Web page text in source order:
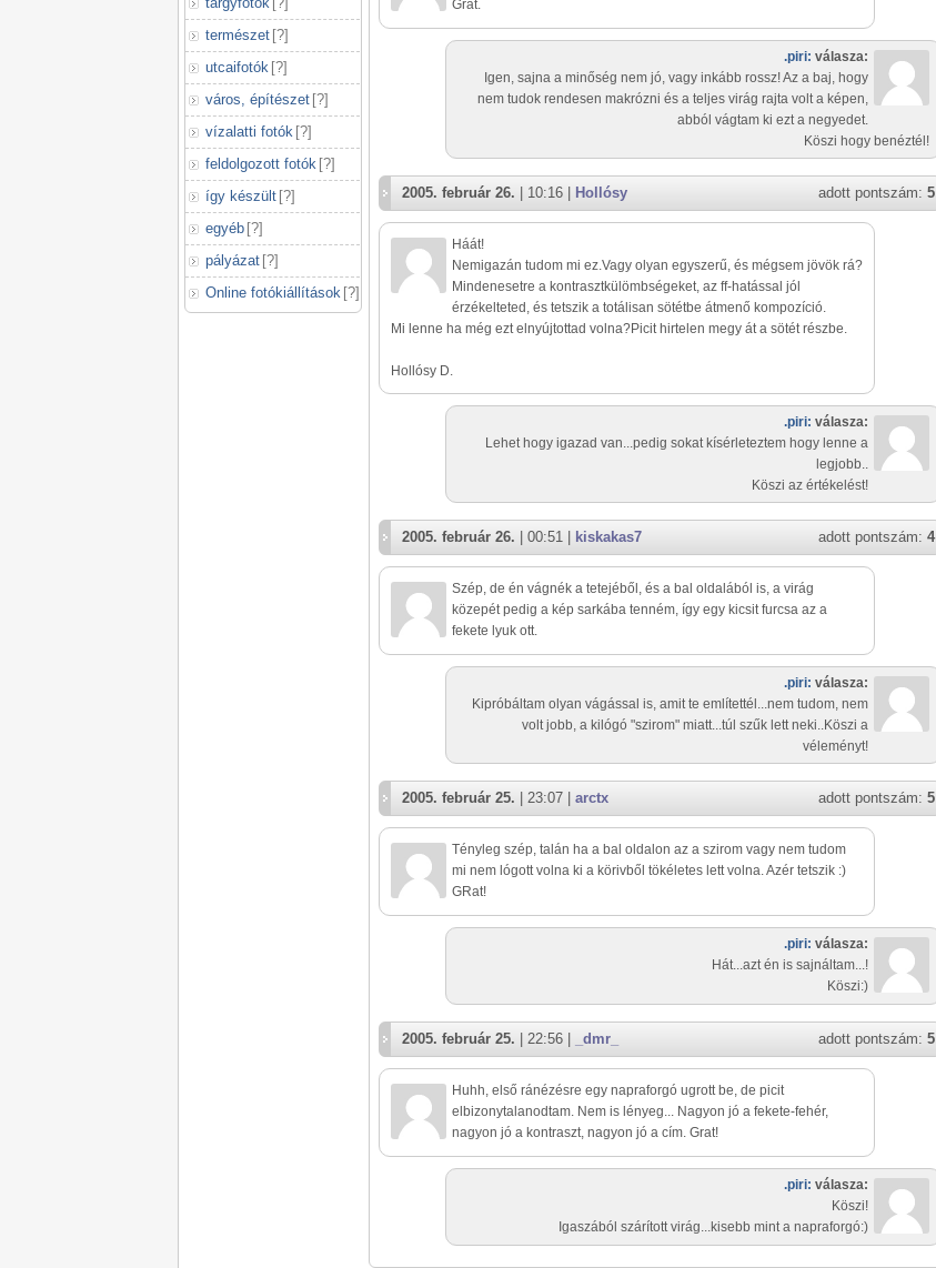
természet [?]
utcaifotók [?]
város, építészet [?]
vízalatti fotók [?]
feldolgozott fotók [?]
így készült [?]
egyéb [?]
pályázat [?]
Online fotókiállítások [?]
Grat.
.piri: válasza:
Igen, sajna a minőség nem jó, vagy inkább rossz! Az a baj, hogy
nem tudok rendesen makrózni és a teljes virág rajta volt a képen,
abból vágtam ki ezt a negyedet.
Köszi hogy benéztél!
adott pontszám: 5
2005. február 26. | 10:16 | Hollósy
Háát!
Nemigazán tudom mi ez.Vagy olyan egyszerű, és mégsem jövök rá?
Mindenesetre a kontrasztkülömbségeket, az ff-hatással jól
érzékelteted, és tetszik a totálisan sötétbe átmenő kompozíció.
Mi lenne ha még ezt elnyújtottad volna?Picit hirtelen megy át a sötét részbe.
Hollósy D.
.piri: válasza:
Lehet hogy igazad van...pedig sokat kísérleteztem hogy lenne a
legjobb..
Köszi az értékelést!
adott pontszám: 4
2005. február 26. | 00:51 | kiskakas7
Szép, de én vágnék a tetejéből, és a bal oldalából is, a virág
közepét pedig a kép sarkába tenném, így egy kicsit furcsa az a
fekete lyuk ott.
.piri: válasza:
Kipróbáltam olyan vágással is, amit te említettél...nem tudom, nem
volt jobb, a kilógó "szirom" miatt...túl szűk lett neki..Köszi a
véleményt!
adott pontszám: 5
2005. február 25. | 23:07 | arctx
Tényleg szép, talán ha a bal oldalon az a szirom vagy nem tudom
mi nem lógott volna ki a körivből tökéletes lett volna. Azér tetszik :)
GRat!
.piri: válasza:
Hát...azt én is sajnáltam...!
Köszi:)
adott pontszám: 5
2005. február 25. | 22:56 | _dmr_
Huhh, első ránézésre egy napraforgó ugrott be, de picit
elbizonytalanodtam. Nem is lényeg... Nagyon jó a fekete-fehér,
nagyon jó a kontraszt, nagyon jó a cím. Grat!
.piri: válasza:
Köszi!
Igaszából szárított virág...kisebb mint a napraforgó:)